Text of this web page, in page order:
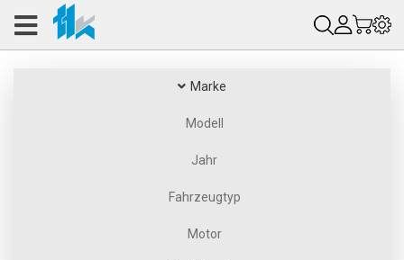
Marke
Modell
Jahr
Fahrzeugtyp
Motor